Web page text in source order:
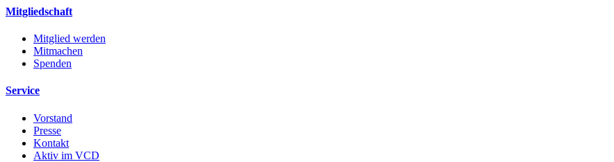
Mitgliedschaft
Mitglied werden
Mitmachen
Spenden
Service
Vorstand
Presse
Kontakt
Aktiv im VCD